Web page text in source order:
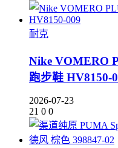
耐克
Nike VOMERO
跑步鞋 HV8150-
2026-07-23
21 0 0